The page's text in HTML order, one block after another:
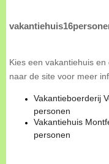
Kies een vakantiehuis en
naar de site voor meer
Vakantieboerderij
personen
Vakantiehuis
personen